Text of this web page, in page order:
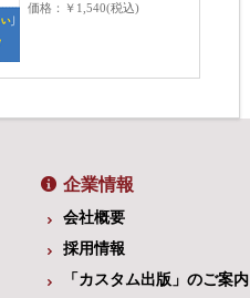
価格
￥1,540(税込)
企業情報
会社概要
採用情報
「カスタム出版」のご案内